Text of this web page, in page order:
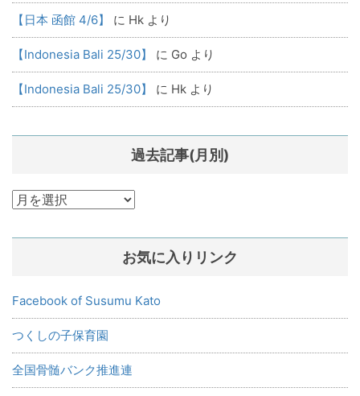
【日本 函館 4/6】 に Hk より
【Indonesia Bali 25/30】 に Go より
【Indonesia Bali 25/30】 に Hk より
過去記事(月別)
過
記
別)
お気に入りリンク
Facebook of Susumu Kato
つくしの子保育園
全国骨髄バンク推進連